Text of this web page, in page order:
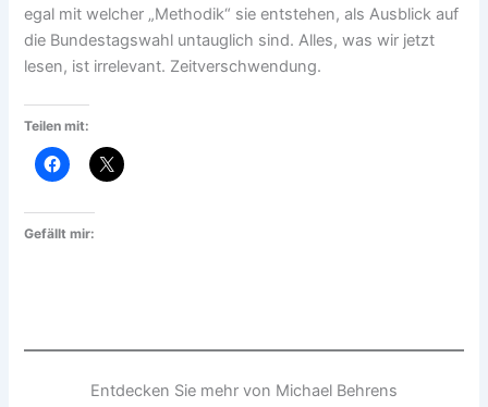
egal mit welcher „Methodik“ sie entstehen, als Ausblick auf
die Bundestagswahl untauglich sind. Alles, was wir jetzt
lesen, ist irrelevant. Zeitverschwendung.
Teilen mit:
Gefällt mir:
Entdecken Sie mehr von Michael Behrens